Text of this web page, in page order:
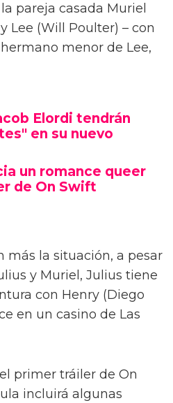
pareja casada Muriel
Lee (Will Poulter) – con
menor de Lee,
Elordi tendrán
en su nuevo
un romance queer
de On Swift
más la situación, a pesar
y Muriel, Julius tiene
con Henry (Diego
en un casino de Las
primer tráiler de On
incluirá algunas